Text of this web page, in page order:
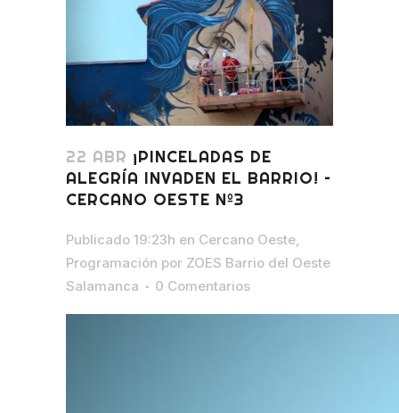
22 ABR ¡PINCELADAS DE
ALEGRÍA INVADEN EL BARRIO! –
CERCANO OESTE Nº3
Publicado 19:23h en Cercano Oeste,
Programación por ZOES Barrio del Oeste
Salamanca
0 Comentarios